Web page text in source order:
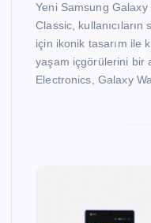
Yeni Samsung
Classic,
için ikonik tasarım ile
yaşam içgörülerini bir
Electronics, Galaxy